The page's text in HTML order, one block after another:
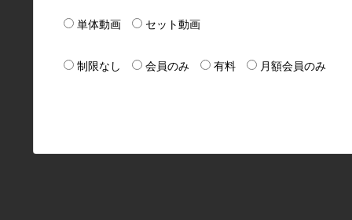
単体動画 セット動画
制限なし 会員のみ 有料 月額会員のみ